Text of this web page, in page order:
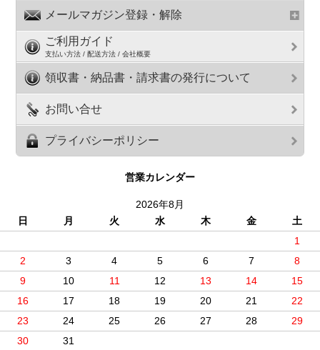
メールマガジン登録・解除
ご利用ガイド
支払い方法 / 配送方法 / 会社概要
領収書・納品書・請求書の発行について
お問い合せ
プライバシーポリシー
営業カレンダー
2026年8月
日
月 火 水 木 金
土
1
2
3 4 5 6 7
8
9
10 11 12 13 14
15
16
17 18 19 20 21
22
23
24 25 26 27 28
29
30
31